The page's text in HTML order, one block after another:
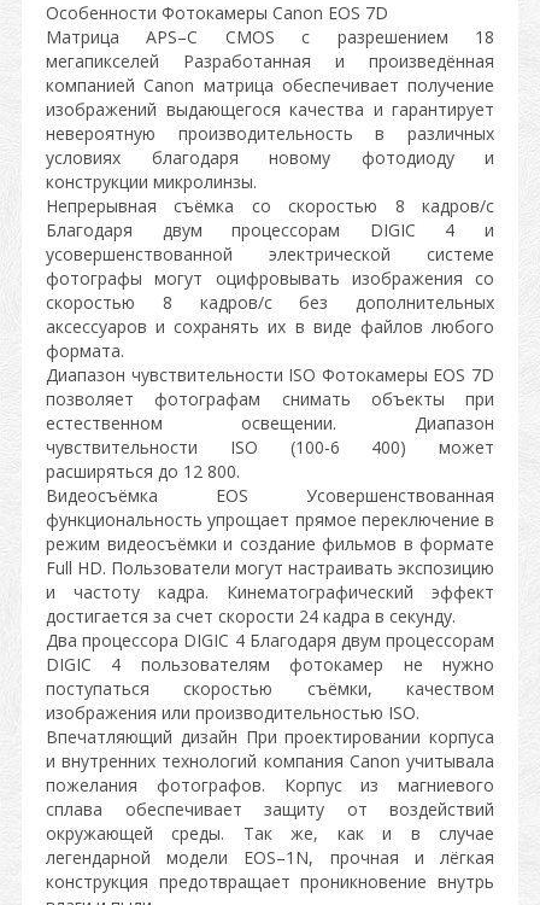
Особенности Фотокамеры Canon EOS 7D
Матрица APS–C CMOS с разрешением 18
мегапикселей Разработанная и произведённая
компанией Canon матрица обеспечивает получение
изображений выдающегося качества и гарантирует
невероятную производительность в различных
условиях благодаря новому фотодиоду и
конструкции микролинзы.
Непрерывная съёмка со скоростью 8 кадров/с
Благодаря двум процессорам DIGIC 4 и
усовершенствованной электрической системе
фотографы могут оцифровывать изображения со
скоростью 8 кадров/с без дополнительных
аксессуаров и сохранять их в виде файлов любого
формата.
Диапазон чувствительности ISO Фотокамеры EOS 7D
позволяет фотографам снимать объекты при
естественном освещении. Диапазон
чувствительности ISO (100-6 400) может
расширяться до 12 800.
Видеосъёмка EOS Усовершенствованная
функциональность упрощает прямое переключение в
режим видеосъёмки и создание фильмов в формате
Full HD. Пользователи могут настраивать экспозицию
и частоту кадра. Кинематографический эффект
достигается за счет скорости 24 кадра в секунду.
Два процессора DIGIC 4 Благодаря двум процессорам
DIGIC 4 пользователям фотокамер не нужно
поступаться скоростью съёмки, качеством
изображения или производительностью ISO.
Впечатляющий дизайн При проектировании корпуса
и внутренних технологий компания Canon учитывала
пожелания фотографов. Корпус из магниевого
сплава обеспечивает защиту от воздействий
окружающей среды. Так же, как и в случае
легендарной модели EOS–1N, прочная и лёгкая
конструкция предотвращает проникновение внутрь